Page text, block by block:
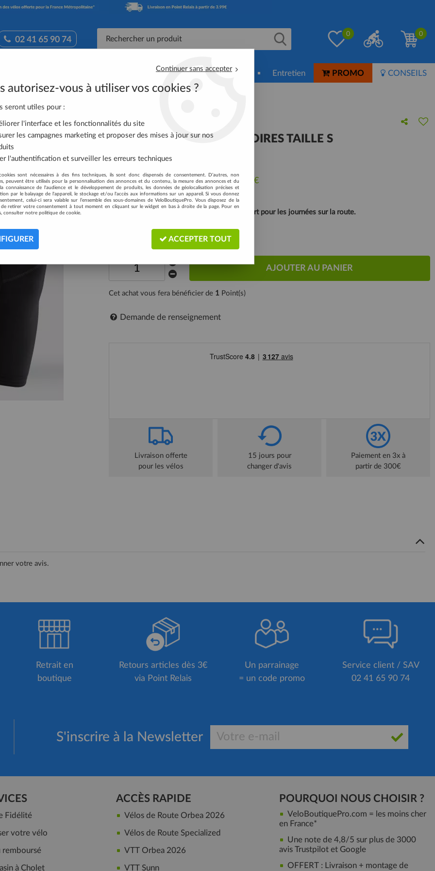
02 41 65 90 74
0 0
Équipement Cycliste Nutrition-Soin Entretien PROMO CONSEILS
ORBEA NoireS Taille S
GENOUILLERES ORBEA NOIRES TAILLE S
Soyez le premier à donner votre avis !
24,95 €TTC au lieu de40,00 €
Réf. :VEGNMOB1001990NS
Conception minimaliste super légère et confort pour les journées sur la route.
Expédié sous 24h
AJOUTER AU PANIER
Cet achat vous fera bénéficier de 1 Point(s)
Demande de renseignement
Livraison offerte
pour les vélos
15 jours pour
changer d'avis
Paiement en 3x à
partir de 300€
votre avis.
Retrait en
boutique
Retours articles dès 3€
via Point Relais
Un parrainage
= un code promo
Service client / SAV
02 41 65 90 74
S'inscrire à la Newsletter
Fidélité
votre vélo
remboursé
à Cholet
ACCÈS RAPIDE
Vélos de Route Orbea 2026
Vélos de Route Specialized
VTT Orbea 2026
VTT Sunn
POURQUOI NOUS CHOISIR ?
VeloBoutiquePro.com = les moins cher
en France*
Une note de 4,8/5 sur plus de 3000
avis Trustpilot et Google
OFFERT : Livraison + montage de
Continuer sans accepter
autorisez-vous à utiliser vos cookies ?
seront utiles pour :
l'interface et les fonctionnalités du site
les campagnes marketing et proposer des mises à jour sur nos
l'authentification et surveiller les erreurs techniques
sont nécessaires à des fins techniques, ils sont donc dispensés de consentement. D'autres, non
peuvent être utilisés pour la personnalisation des annonces et du contenu, la mesure des annonces et du
connaissance de l'audience et le développement de produits, les données de géolocalisation précises et
par le balayage de l'appareil, le stockage et/ou l'accès aux informations sur un appareil. Si vous donnez
celui-ci sera valable sur l’ensemble des sous-domaines de VeloBoutiquePro. Vous disposez de la
de retirer votre consentement à tout moment en cliquant sur le widget en bas à droite de la page. Pour en
consulter notre politique de cookie.
ACCEPTER TOUT